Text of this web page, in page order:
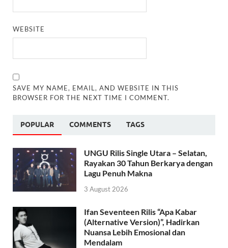
WEBSITE
SAVE MY NAME, EMAIL, AND WEBSITE IN THIS
BROWSER FOR THE NEXT TIME I COMMENT.
POPULAR COMMENTS TAGS
UNGU Rilis Single Utara – Selatan,
Rayakan 30 Tahun Berkarya dengan
Lagu Penuh Makna
3 August 2026
Ifan Seventeen Rilis “Apa Kabar
(Alternative Version)”, Hadirkan
Nuansa Lebih Emosional dan
Mendalam